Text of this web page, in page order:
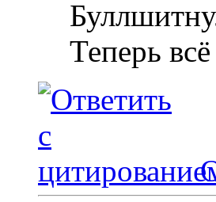
Теперь